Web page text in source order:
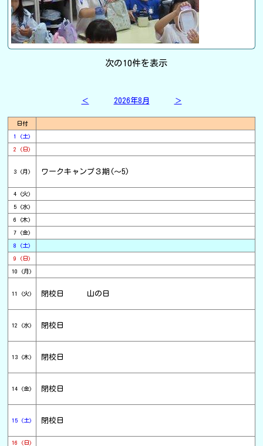
次の10件を表示
＜ 2026年8月 ＞
日付
1 (土)
2 (日)
3 (月) ワークキャンプ３期(～5)
4 (火)
5 (水)
6 (木)
7 (金)
8 (土)
9 (日)
10 (月)
11 (火) 閉校日 山の日
12 (水) 閉校日
13 (木) 閉校日
14 (金) 閉校日
15 (土) 閉校日
16 (日)